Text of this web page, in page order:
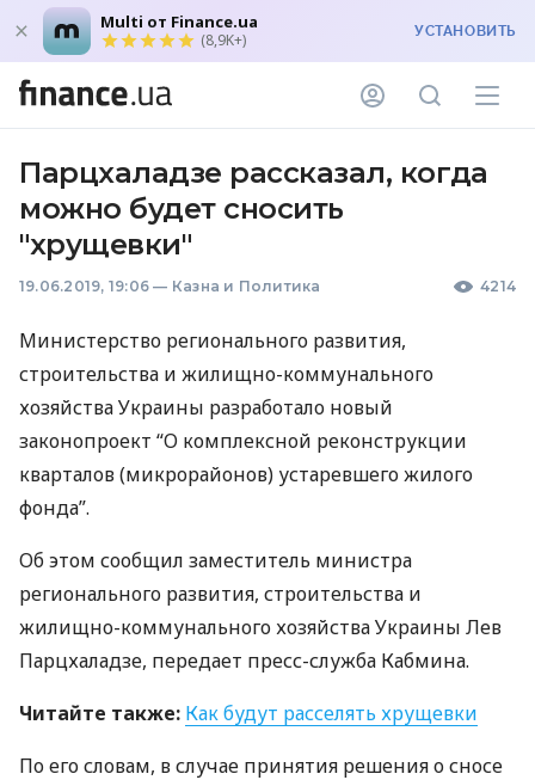
Multi от Finance.ua
(8,9K+) УСТАНОВИТЬ
Парцхаладзе рассказал, когда
можно будет сносить
"хрущевки"
19.06.2019, 19:06 — Казна и Политика 4214
Министерство регионального развития,
строительства и жилищно-коммунального
хозяйства Украины разработало новый
законопроект “О комплексной реконструкции
кварталов (микрорайонов) устаревшего жилого
фонда”.
Об этом сообщил заместитель министра
регионального развития, строительства и
жилищно-коммунального хозяйства Украины Лев
Парцхаладзе, передает пресс-служба Кабмина.
Читайте также: Как будут расселять хрущевки
По его словам, в случае принятия решения о сносе